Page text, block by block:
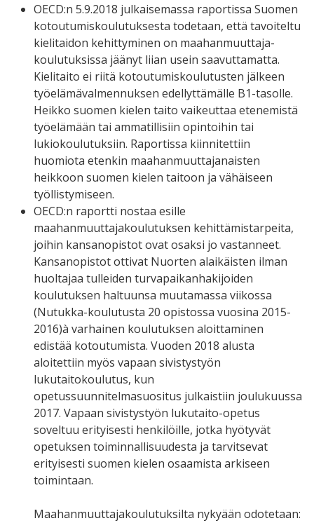
OECD:n 5.9.2018 julkaisemassa raportissa Suomen
kotoutumiskoulutuksesta todetaan, että tavoiteltu
kielitaidon kehittyminen on maahanmuuttaja-
koulutuksissa jäänyt liian usein saavuttamatta.
Kielitaito ei riitä kotoutumiskoulutusten jälkeen
työelämävalmennuksen edellyttämälle B1-tasolle.
Heikko suomen kielen taito vaikeuttaa etenemistä
työelämään tai ammatillisiin opintoihin tai
lukiokoulutuksiin. Raportissa kiinnitettiin
huomiota etenkin maahanmuuttajanaisten
heikkoon suomen kielen taitoon ja vähäiseen
työllistymiseen.
OECD:n raportti nostaa esille
maahanmuuttajakoulutuksen kehittämistarpeita,
joihin kansanopistot ovat osaksi jo vastanneet.
Kansanopistot ottivat Nuorten alaikäisten ilman
huoltajaa tulleiden turvapaikanhakijoiden
koulutuksen haltuunsa muutamassa viikossa
(Nutukka-koulutusta 20 opistossa vuosina 2015-
2016)à varhainen koulutuksen aloittaminen
edistää kotoutumista. Vuoden 2018 alusta
aloitettiin myös vapaan sivistystyön
lukutaitokoulutus, kun
opetussuunnitelmasuositus julkaistiin joulukuussa
2017. Vapaan sivistystyön lukutaito-opetus
soveltuu erityisesti henkilöille, jotka hyötyvät
opetuksen toiminnallisuudesta ja tarvitsevat
erityisesti suomen kielen osaamista arkiseen
toimintaan.
Maahanmuuttajakoulutuksilta nykyään odotetaan: